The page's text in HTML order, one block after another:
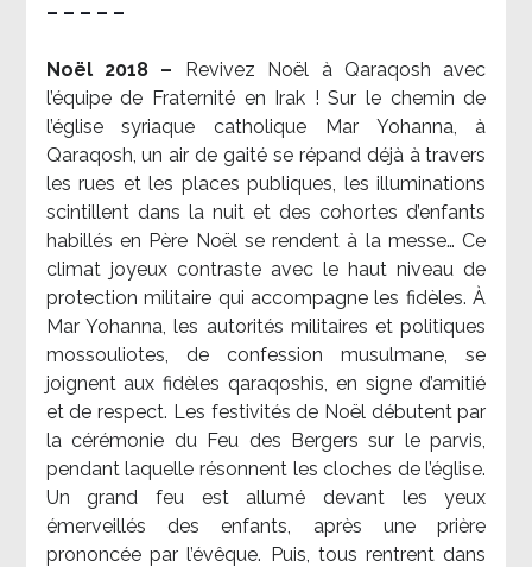
– – – – –
Noël 2018 – Revivez Noël à Qaraqosh avec
l’équipe de Fraternité en Irak ! Sur le chemin de
l’église syriaque catholique Mar Yohanna, à
Qaraqosh, un air de gaité se répand déjà à travers
les rues et les places publiques, les illuminations
scintillent dans la nuit et des cohortes d’enfants
habillés en Père Noël se rendent à la messe… Ce
climat joyeux contraste avec le haut niveau de
protection militaire qui accompagne les fidèles. À
Mar Yohanna, les autorités militaires et politiques
mossouliotes, de confession musulmane, se
joignent aux fidèles qaraqoshis, en signe d’amitié
et de respect. Les festivités de Noël débutent par
la cérémonie du Feu des Bergers sur le parvis,
pendant laquelle résonnent les cloches de l’église.
Un grand feu est allumé devant les yeux
émerveillés des enfants, après une prière
prononcée par l’évêque. Puis, tous rentrent dans